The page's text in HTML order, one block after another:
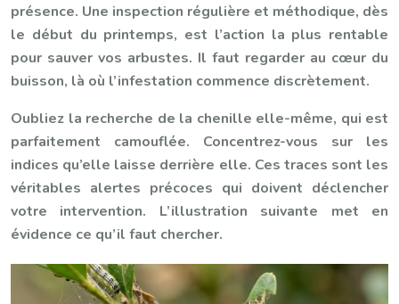
présence. Une inspection régulière et méthodique, dès
le début du printemps, est l’action la plus rentable
pour sauver vos arbustes. Il faut regarder au cœur du
buisson, là où l’infestation commence discrètement.
Oubliez la recherche de la chenille elle-même, qui est
parfaitement camouflée. Concentrez-vous sur les
indices qu’elle laisse derrière elle. Ces traces sont les
véritables alertes précoces qui doivent déclencher
votre intervention. L’illustration suivante met en
évidence ce qu’il faut chercher.